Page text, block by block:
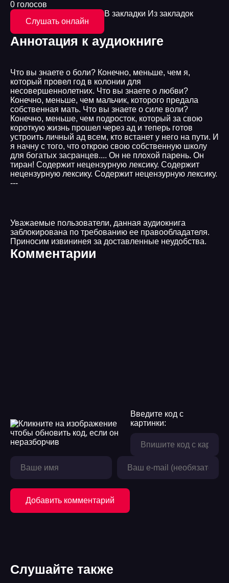
0 голосов
Слушать онлайн
В закладки Из закладок
Аннотация к аудиокниге
Что вы знаете о боли? Конечно, меньше, чем я,
который провел год в колонии для
несовершеннолетних. Что вы знаете о любви?
Конечно, меньше, чем мальчик, которого предала
собственная мать. Что вы знаете о силе воли?
Конечно, меньше, чем подросток, который за свою
короткую жизнь прошел через ад и теперь готов
устроить личный ад всем, кто встанет у него на пути. И
я начну с того, что открою свою собственную школу
для богатых засранцев.... Он не плохой парень. Он
тиран! Содержит нецензурную лексику. Содержит
нецензурную лексику. Содержит нецензурную лексику.
---
Уважаемые пользователи, данная аудиокнига
заблокирована по требованию ее правообладателя.
Приносим извининея за доставленные неудобства.
Комментарии
Введите код с
картинки:
Добавить комментарий
Слушайте также